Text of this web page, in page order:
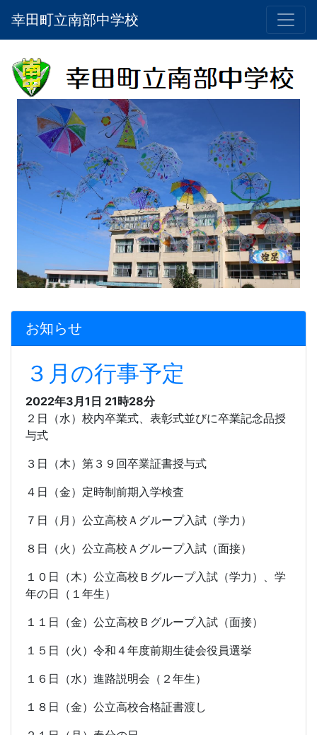
幸田町立南部中学校
お知らせ
３月の行事予定
2022年3月1日 21時28分
２日（水）校内卒業式、表彰式並びに卒業記念品授
与式
３日（木）第３９回卒業証書授与式
４日（金）定時制前期入学検査
７日（月）公立高校Ａグループ入試（学力）
８日（火）公立高校Ａグループ入試（面接）
１０日（木）公立高校Ｂグループ入試（学力）、学
年の日（１年生）
１１日（金）公立高校Ｂグループ入試（面接）
１５日（火）令和４年度前期生徒会役員選挙
１６日（水）進路説明会（２年生）
１８日（金）公立高校合格証書渡し